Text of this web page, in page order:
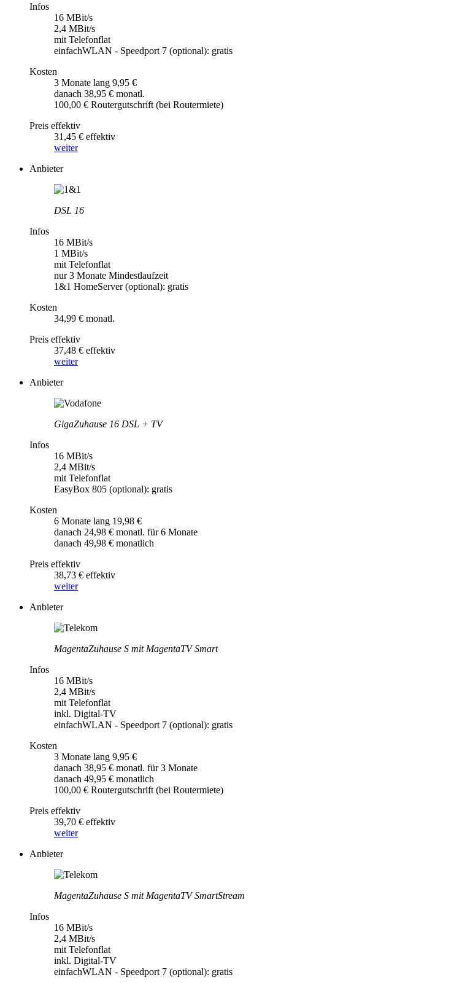
Infos
16 MBit/s
2,4 MBit/s
mit Telefonflat
einfachWLAN - Speedport 7 (optional): gratis
Kosten
3 Monate lang 9,95 €
danach 38,95 € monatl.
100,00 € Routergutschrift (bei Routermiete)
Preis effektiv
31,45 € effektiv
weiter
Anbieter
DSL 16
Infos
16 MBit/s
1 MBit/s
mit Telefonflat
nur 3 Monate Mindestlaufzeit
1&1 HomeServer (optional): gratis
Kosten
34,99 € monatl.
Preis effektiv
37,48 € effektiv
weiter
Anbieter
GigaZuhause 16 DSL + TV
Infos
16 MBit/s
2,4 MBit/s
mit Telefonflat
EasyBox 805 (optional): gratis
Kosten
6 Monate lang 19,98 €
danach 24,98 € monatl. für 6 Monate
danach 49,98 € monatlich
Preis effektiv
38,73 € effektiv
weiter
Anbieter
MagentaZuhause S mit MagentaTV Smart
Infos
16 MBit/s
2,4 MBit/s
mit Telefonflat
inkl. Digital-TV
einfachWLAN - Speedport 7 (optional): gratis
Kosten
3 Monate lang 9,95 €
danach 38,95 € monatl. für 3 Monate
danach 49,95 € monatlich
100,00 € Routergutschrift (bei Routermiete)
Preis effektiv
39,70 € effektiv
weiter
Anbieter
MagentaZuhause S mit MagentaTV SmartStream
Infos
16 MBit/s
2,4 MBit/s
mit Telefonflat
inkl. Digital-TV
einfachWLAN - Speedport 7 (optional): gratis